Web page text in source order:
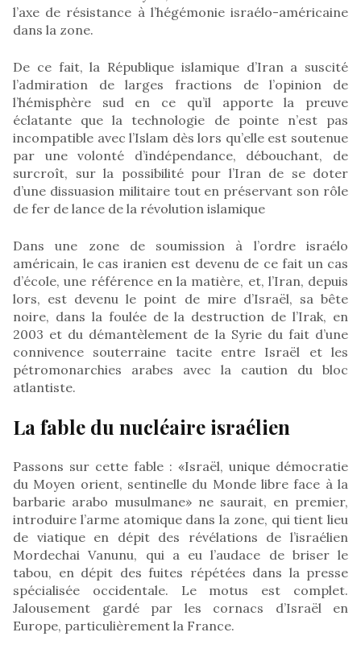
l’axe de résistance à l’hégémonie israélo-américaine
dans la zone.
De ce fait, la République islamique d’Iran a suscité
l’admiration de larges fractions de l’opinion de
l’hémisphère sud en ce qu’il apporte la preuve
éclatante que la technologie de pointe n’est pas
incompatible avec l’Islam dès lors qu’elle est soutenue
par une volonté d’indépendance, débouchant, de
surcroît, sur la possibilité pour l’Iran de se doter
d’une dissuasion militaire tout en préservant son rôle
de fer de lance de la révolution islamique
Dans une zone de soumission à l’ordre israélo
américain, le cas iranien est devenu de ce fait un cas
d’école, une référence en la matière, et, l’Iran, depuis
lors, est devenu le point de mire d’Israël, sa bête
noire, dans la foulée de la destruction de l’Irak, en
2003 et du démantèlement de la Syrie du fait d’une
connivence souterraine tacite entre Israël et les
pétromonarchies arabes avec la caution du bloc
atlantiste.
La fable du nucléaire israélien
Passons sur cette fable : «Israël, unique démocratie
du Moyen orient, sentinelle du Monde libre face à la
barbarie arabo musulmane» ne saurait, en premier,
introduire l’arme atomique dans la zone, qui tient lieu
de viatique en dépit des révélations de l’israélien
Mordechai Vanunu, qui a eu l’audace de briser le
tabou, en dépit des fuites répétées dans la presse
spécialisée occidentale. Le motus est complet.
Jalousement gardé par les cornacs d’Israël en
Europe, particulièrement la France.